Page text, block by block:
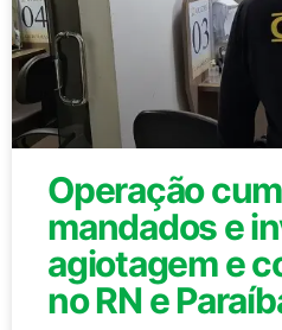
Operação
mandados e
agiotagem e
no RN e